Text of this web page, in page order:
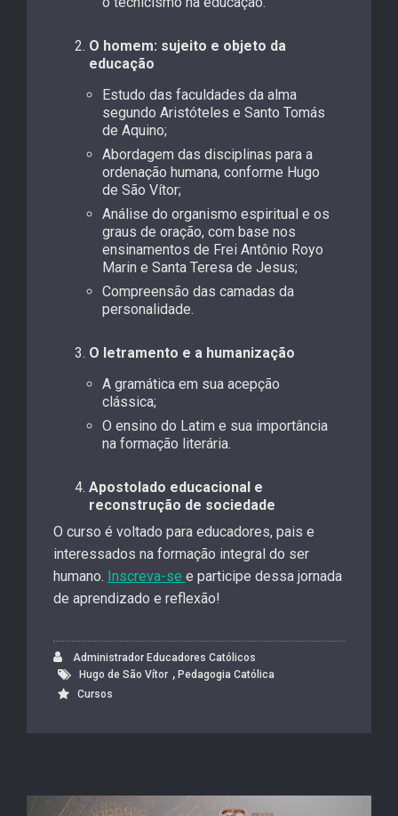
O homem: sujeito e objeto da
educação
Estudo das faculdades da alma
segundo Aristóteles e Santo Tomás
de Aquino;
Abordagem das disciplinas para a
ordenação humana, conforme Hugo
de São Vítor;
Análise do organismo espiritual e os
graus de oração, com base nos
ensinamentos de Frei Antônio Royo
Marin e Santa Teresa de Jesus;
Compreensão das camadas da
personalidade.
O letramento e a humanização
A gramática em sua acepção
clássica;
O ensino do Latim e sua importância
na formação literária.
Apostolado educacional e
reconstrução de sociedade
O curso é voltado para educadores, pais e
interessados na formação integral do ser
humano. Inscreva-se e participe dessa jornada
de aprendizado e reflexão!
Administrador Educadores Católicos
Hugo de São Vítor , Pedagogia Católica
Cursos